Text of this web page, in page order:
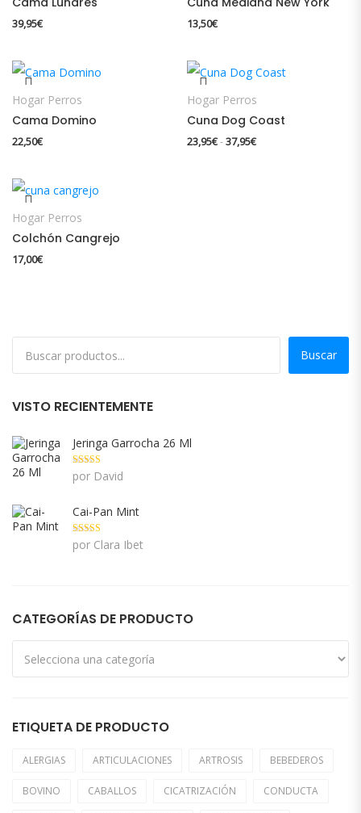
39,95€ 13,50€
Hogar Perros
Cama Domino
22,50€
Hogar Perros
Cuna Dog Coast
23,95€-37,95€Rango de precios:
Hogar Perros
Colchón Cangrejo
17,00€
Buscar
VISTO RECIENTEMENTE
Jeringa Garrocha 26 Ml
Valorado con
5 de 5
por David
Cai-Pan Mint
Valorado con
5 de 5
por Clara Ibet
CATEGORÍAS DE PRODUCTO
ETIQUETA DE PRODUCTO
ALERGIAS ARTICULACIONES ARTROSIS BEBEDEROS
BOVINO CABALLOS CICATRIZACIÓN CONDUCTA